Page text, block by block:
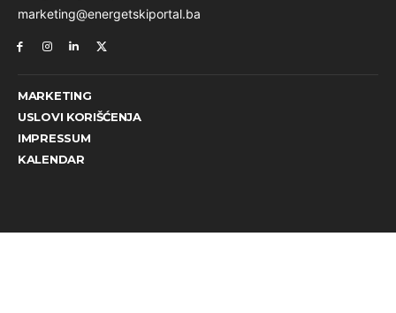
marketing@energetskiportal.ba
MARKETING
USLOVI KORIŠĆENJA
IMPRESSUM
KALENDAR